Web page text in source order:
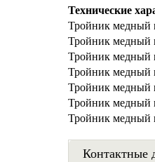
Технические
Тройник медный
Тройник медный
Тройник медный
Тройник медный
Тройник медный
Тройник медный
Тройник медный
Контактные